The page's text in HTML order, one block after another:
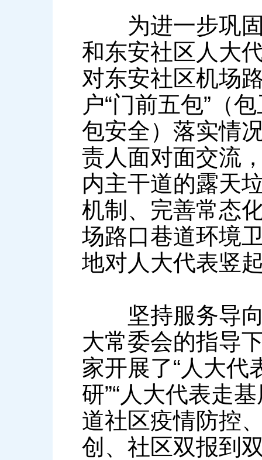
为进一步巩固
和东安社区人大
对东安社区机场
户“门前五包”（
包安全）落实情
责人面对面交流
内主干道的露天
机制、完善常态
场路口巷道环境
地对人大代表竖
坚持服务导向
大常委会的指导
家开展了“人大代
研”“人大代表走
道社区疫情防控
创、社区双报到